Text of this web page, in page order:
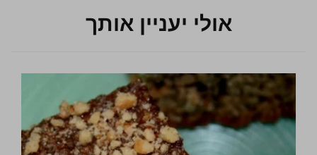
אולי יעניין אותך